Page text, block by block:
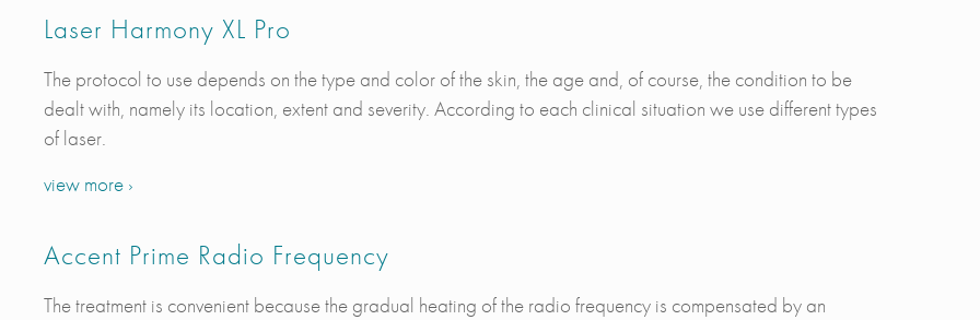
Laser Harmony XL Pro
The protocol to use depends on the type and color of the skin, the age and, of course, the condition to be
dealt with, namely its location, extent and severity. According to each clinical situation we use different types
of laser.
view more ›
Accent Prime Radio Frequency
The treatment is convenient because the gradual heating of the radio frequency is compensated by an